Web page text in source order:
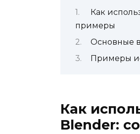
Как
примеры
Основные
Примеры
Как
Blender: